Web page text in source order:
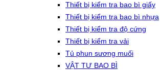
Thiết bị kiểm tra bao bì giấy
Thiết bị kiểm tra bao bì nhựa
Thiết bị kiểm tra độ cứng
Thiết bị kiểm tra vải
Tủ phun sương muối
VẬT TƯ BAO BÌ